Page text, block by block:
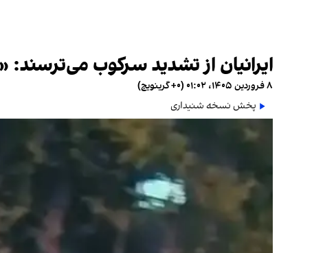
ایرانیان از تشدید سرکوب
۸ فروردین ۱۴۰۵، ۰۱:۰۲ (‎+۰ گرینویچ)
پخش نسخه شنیداری